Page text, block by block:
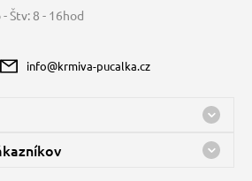
Štv: 8 - 16hod
info@krmiva-pucalka.cz
Kbely
máme zatvorené